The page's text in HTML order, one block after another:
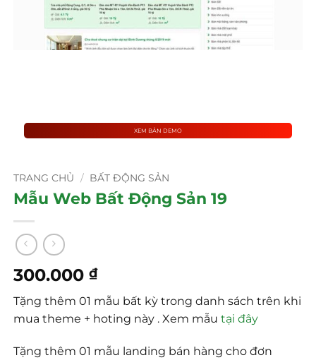
XEM BẢN DEMO
TRANG CHỦ / BẤT ĐỘNG SẢN
Mẫu Web Bất Động Sản 19
300.000₫
Tặng thêm 01 mẫu bất kỳ trong danh sách trên khi
mua theme + hoting này . Xem mẫutại đây
Tặng thêm 01 mẫu landing bán hàng cho đơn